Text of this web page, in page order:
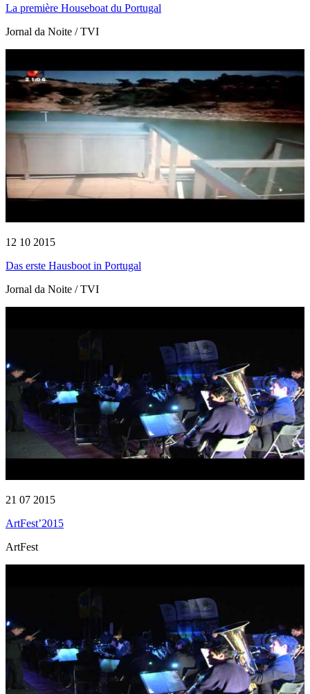
La première Houseboat du Portugal
Jornal da Noite / TVI
12 10 2015
Das erste Hausboot in Portugal
Jornal da Noite / TVI
21 07 2015
ArtFest’2015
ArtFest